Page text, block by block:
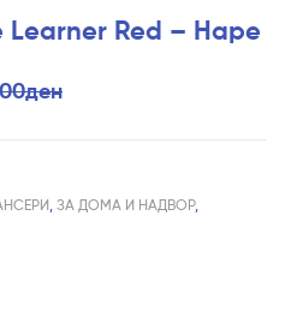
Learner Red – Hape
ден
ЗА ДОМА И НАДВОР,